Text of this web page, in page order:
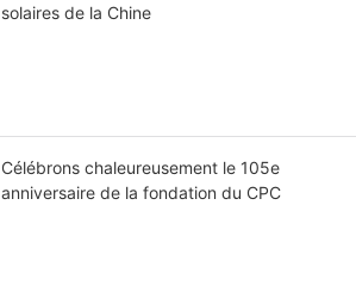
solaires de la Chine
Célébrons chaleureusement le 105e
anniversaire de la fondation du CPC